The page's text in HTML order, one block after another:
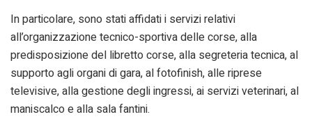
In particolare, sono stati affidati i servizi relativi
all’organizzazione tecnico-sportiva delle corse, alla
predisposizione del libretto corse, alla segreteria tecnica, al
supporto agli organi di gara, al fotofinish, alle riprese
televisive, alla gestione degli ingressi, ai servizi veterinari, al
maniscalco e alla sala fantini.